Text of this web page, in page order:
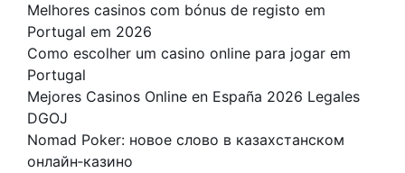
Melhores casinos com bónus de registo em
Portugal em 2026
Como escolher um casino online para jogar em
Portugal
Mejores Casinos Online en España 2026 Legales
DGOJ
Nomad Poker: новое слово в казахстанском
онлайн‑казино